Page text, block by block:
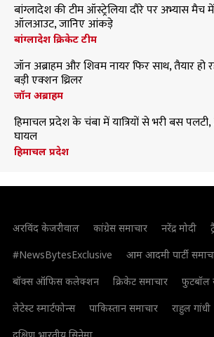
बांग्लादेश की टीम ऑस्ट्रेलिया दौरे पर अभ्यास मैच
ऑलआउट, जानिए आंकड़े
बांग्लादेश क्रिकेट टीम
जॉन अब्राहम और शिवम नायर फिर साथ, तैयार
बड़ी एक्शन थ्रिलर
जॉन अब्राहम
हिमाचल प्रदेश के चंबा में यात्रियों से भरी बस
घायल
हिमाचल प्रदेश
अरविंद केजरीवाल कांग्रेस समाचार नरेंद्र मोदी
#NewsBytesExclusive
आम आदमी पार्टी
बॉक्स ऑफिस कलेक्शन
क्रिकेट समाचार
फुटबॉल
लेटेस्ट स्मार्टफोन्स
पाकिस्तान समाचार राहुल गांधी